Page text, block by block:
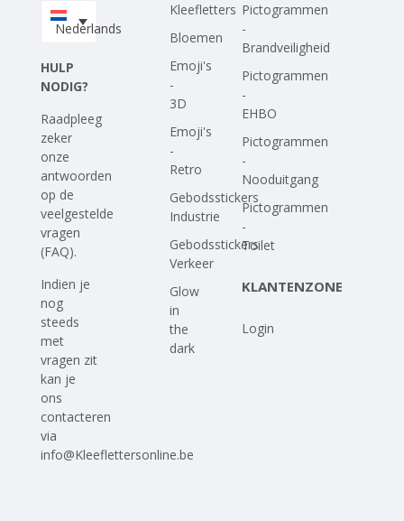
Upload je eigen ontwerp
Nederlands
HULP
NODIG?
Raadpleeg
zeker
onze
antwoorden
op de
veelgestelde
vragen
(FAQ).
Indien je
nog
steeds
met
vragen zit
kan je
ons
contacteren
via
info@Kleeflettersonline.be
Kleefletters
Bloemen
Emoji's
-
3D
Emoji's
-
Retro
Gebodsstickers
Industrie
Gebodsstickers
Verkeer
Glow
in
the
dark
Pictogrammen
-
Brandveiligheid
Pictogrammen
-
EHBO
Pictogrammen
-
Nooduitgang
Pictogrammen
-
Toilet
KLANTENZONE
Login